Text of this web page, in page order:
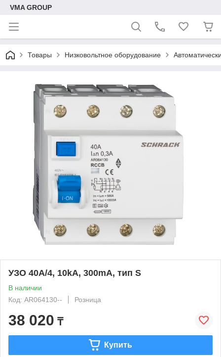
VMA GROUP
Товары Низковольтное оборудование
УЗО 40A/4, 10kA, 300mA, тип S
В наличии
Код: AR064130--
Розница
38 020 ₸
Купить